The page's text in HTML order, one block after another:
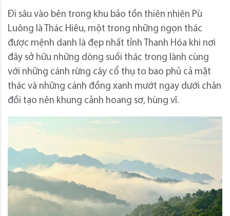
Đi sâu vào bên trong khu bảo tồn thiên nhiên Pù
Luông là Thác Hiêu, một trong những ngọn thác
được mệnh danh là đẹp nhất tỉnh Thanh Hóa khi nơi
đây sở hữu những dòng suối thác trong lành cùng
với những cánh rừng cây cổ thụ to bao phủ cả mặt
thác và những cánh đồng xanh mướt ngay dưới chân
đồi tạo nên khung cảnh hoang sơ, hùng vĩ.